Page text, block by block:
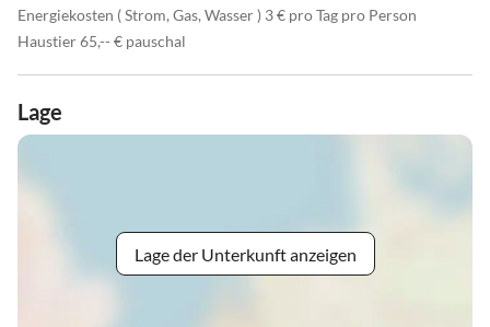
Energiekosten ( Strom, Gas, Wasser ) 3 € pro Tag pro Person
Haustier 65,-- € pauschal
Lage
Lage der Unterkunft anzeigen